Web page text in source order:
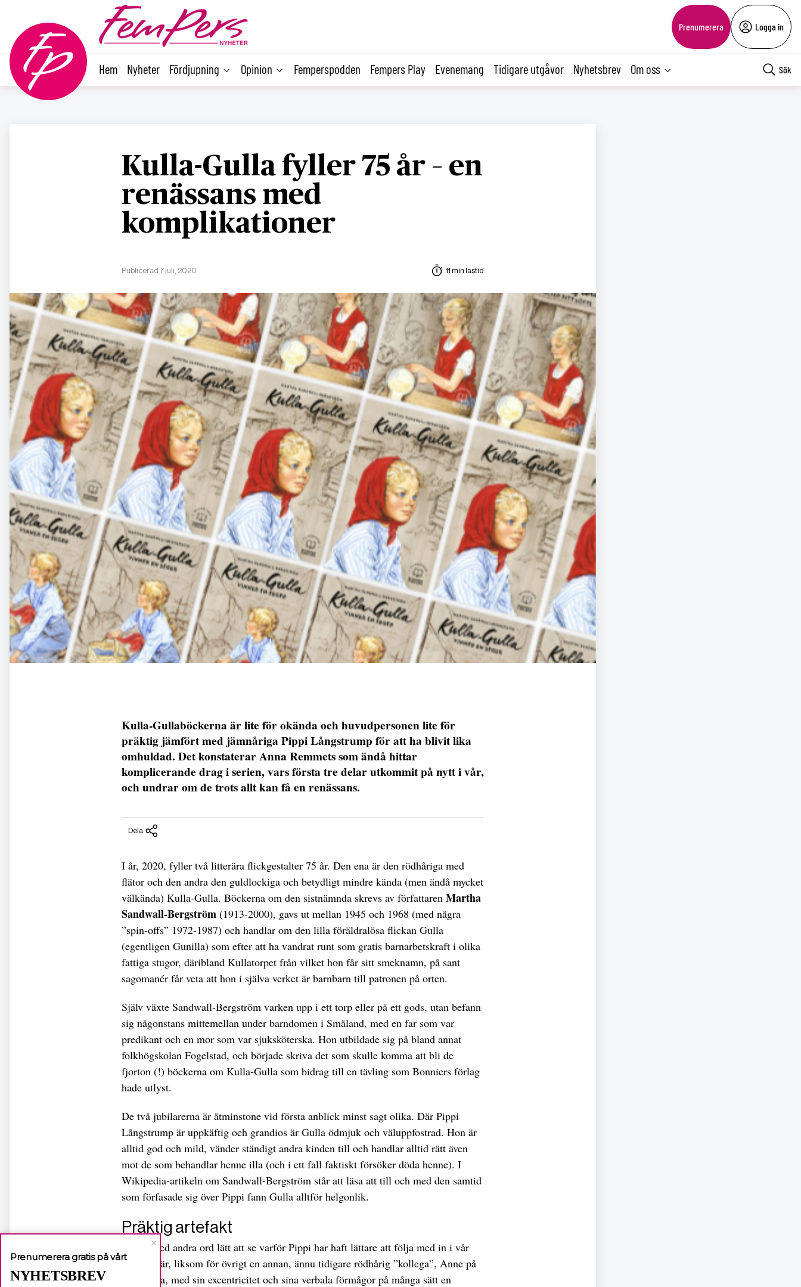
Prenumerera Logga in
Hem Nyheter Fördjupning Opinion Femperspodden Fempers Play Evenemang Tidigare utgåvor Nyhetsbrev Om oss Sök
Kulla-Gulla fyller 75 år – en
renässans med
komplikationer
Publicerad 7 juli, 2020 11 min lästid
Kulla-Gullaböckerna är lite för okända och huvudpersonen lite för
präktig jämfört med jämnåriga Pippi Långstrump för att ha blivit lika
omhuldad. Det konstaterar Anna Remmets som ändå hittar
komplicerande drag i serien, vars första tre delar utkommit på nytt i vår,
och undrar om de trots allt kan få en renässans.
Dela
I år, 2020, fyller två litterära flickgestalter 75 år. Den ena är den rödhåriga med
flätor och den andra den guldlockiga och betydligt mindre kända (men ändå mycket
välkända) Kulla-Gulla. Böckerna om den sistnämnda skrevs av författaren Martha
Sandwall-Bergström (1913-2000), gavs ut mellan 1945 och 1968 (med några
”spin-offs” 1972-1987) och handlar om den lilla föräldralösa flickan Gulla
(egentligen Gunilla) som efter att ha vandrat runt som gratis barnarbetskraft i olika
fattiga stugor, däribland Kullatorpet från vilket hon får sitt smeknamn, på sant
sagomanér får veta att hon i själva verket är barnbarn till patronen på orten.
Själv växte Sandwall-Bergström varken upp i ett torp eller på ett gods, utan befann
sig någonstans mittemellan under barndomen i Småland, med en far som var
predikant och en mor som var sjuksköterska. Hon utbildade sig på bland annat
folkhögskolan Fogelstad, och började skriva det som skulle komma att bli de
fjorton (!) böckerna om Kulla-Gulla som bidrag till en tävling som Bonniers förlag
hade utlyst.
De två jubilarerna är åtminstone vid första anblick minst sagt olika. Där Pippi
Långstrump är uppkäftig och grandios är Gulla ödmjuk och väluppfostrad. Hon är
alltid god och mild, vänder ständigt andra kinden till och handlar alltid rätt även
mot de som behandlar henne illa (och i ett fall faktiskt försöker döda henne). I
Wikipedia-artikeln om Sandwall-Bergström står att läsa att till och med den samtid
som förfasade sig över Pippi fann Gulla alltför helgonlik.
Präktig artefakt
Det är med andra ord lätt att se varför Pippi har haft lättare att följa med in i vår
tid. Hon är, liksom för övrigt en annan, ännu tidigare rödhårig ”kollega”, Anne på
Grönkulla, med sin excentricitet och sina verbala förmågor på många sätt en
Prenumerera gratis på vårt
NYHETSBREV